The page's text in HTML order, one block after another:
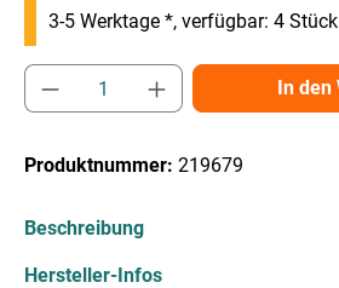
3-5 Werktage *, verfügbar: 4 Stück
Produkt Anzahl: Gib denIn den
Produktnummer: 219679
Beschreibung
Hersteller-Infos